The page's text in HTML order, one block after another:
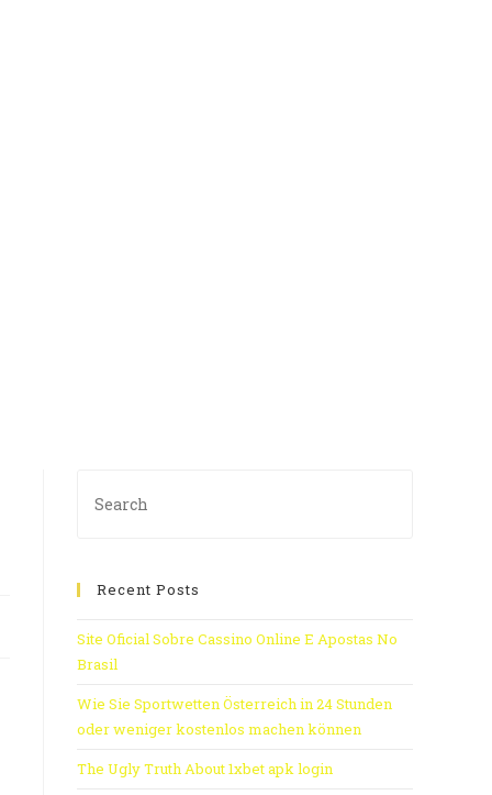
Recent Posts
Site Oficial Sobre Cassino Online E Apostas No
Brasil
Wie Sie Sportwetten Österreich in 24 Stunden
oder weniger kostenlos machen können
The Ugly Truth About 1xbet apk login